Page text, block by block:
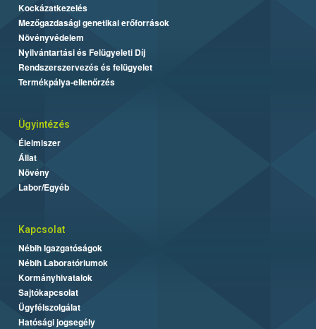
Kockázatkezelés
Mezőgazdasági genetikai erőforrások
Növényvédelem
Nyilvántartási és Felügyeleti Díj
Rendszerszervezés és felügyelet
Termékpálya-ellenőrzés
Ügyintézés
Élelmiszer
Állat
Növény
Labor/Egyéb
Kapcsolat
Nébih Igazgatóságok
Nébih Laboratóriumok
Kormányhivatalok
Sajtókapcsolat
Ügyfélszolgálat
Hatósági jogsegély